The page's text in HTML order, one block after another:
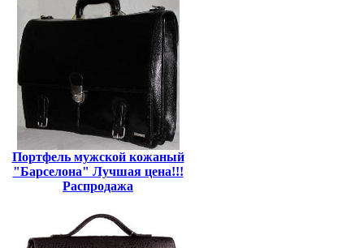
Портфель мужской кожаный
"Барселона" Лучшая цена!!!
Распродажа